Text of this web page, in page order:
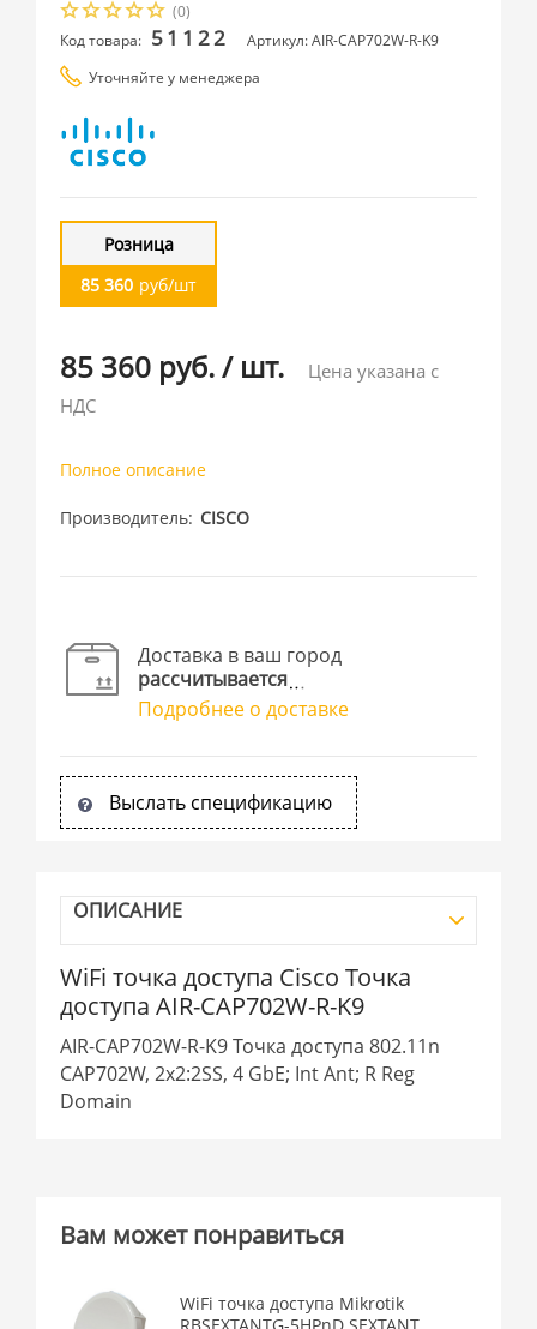
(0)
Код товара: 51122
Артикул: AIR-CAP702W-R-K9
Уточняйте у менеджера
Розница
85 360 руб/шт
85 360 руб./ шт.
Цена указана с
НДС
Полное описание
Производитель CISCO
Доставка в ваш город
рассчитывается
Подробнее о доставке
Выслать спецификацию
ОПИСАНИЕ
WiFi точка доступа Cisco Точка
доступа AIR-CAP702W-R-K9
AIR-CAP702W-R-K9 Точка доступа 802.11n
CAP702W, 2x2:2SS, 4 GbE; Int Ant; R Reg
Domain
Вам может понравиться
WiFi точка доступа Mikrotik